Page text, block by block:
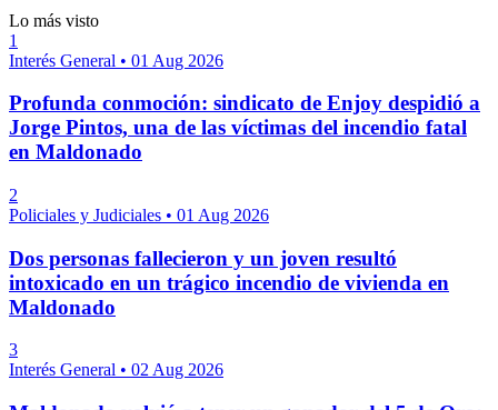
Lo más visto
1
Interés General • 01 Aug 2026
Profunda conmoción: sindicato de Enjoy despidió a
Jorge Pintos, una de las víctimas del incendio fatal
en Maldonado
2
Policiales y Judiciales • 01 Aug 2026
Dos personas fallecieron y un joven resultó
intoxicado en un trágico incendio de vivienda en
Maldonado
3
Interés General • 02 Aug 2026